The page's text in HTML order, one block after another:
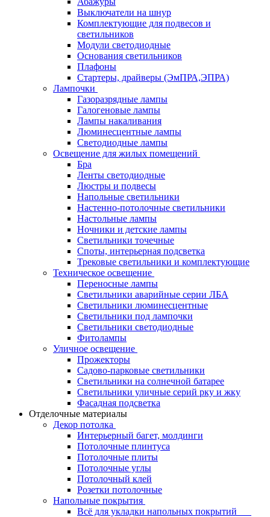
Выключатели на шнур
Комплектующие для подвесов и
светильников
Модули светодиодные
Основания светильников
Плафоны
Стартеры, драйверы (ЭмПРА,ЭПРА)
Лампочки
Газоразрядные лампы
Галогеновые лампы
Лампы накаливания
Люминесцентные лампы
Светодиодные лампы
Освещение для жилых помещений
Бра
Ленты светодиодные
Люстры и подвесы
Напольные светильники
Настенно-потолочные светильники
Настольные лампы
Ночники и детские лампы
Светильники точечные
Споты, интерьерная подсветка
Трековые светильники и комплектующие
Техническое освещение
Переносные лампы
Светильники аварийные серии ЛБА
Светильники люминесцентные
Светильники под лампочки
Светильники светодиодные
Фитолампы
Уличное освещение
Прожекторы
Садово-парковые светильники
Светильники на солнечной батарее
Светильники уличные серий рку и жку
Фасадная подсветка
Отделочные материалы
Декор потолка
Интерьерный багет, молдинги
Потолочные плинтуса
Потолочные плиты
Потолочные углы
Потолочный клей
Розетки потолочные
Напольные покрытия
Всё для укладки напольных покрытий